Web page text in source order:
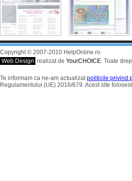
Copyright © 2007-2010 HelpOnline.ro
Web Design realizat de YourCHOICE. Toate
Te informam ca ne-am actualizatpoliticile privind
Regulamentului (UE) 2016/679. Acest site